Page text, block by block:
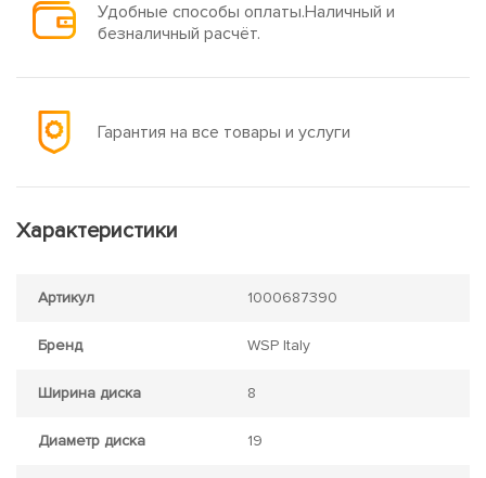
Удобные способы оплаты.Наличный и
безналичный расчёт.
Гарантия на все товары и услуги
Характеристики
Артикул 1000687390
Бренд WSP Italy
Ширина диска 8
Диаметр диска 19